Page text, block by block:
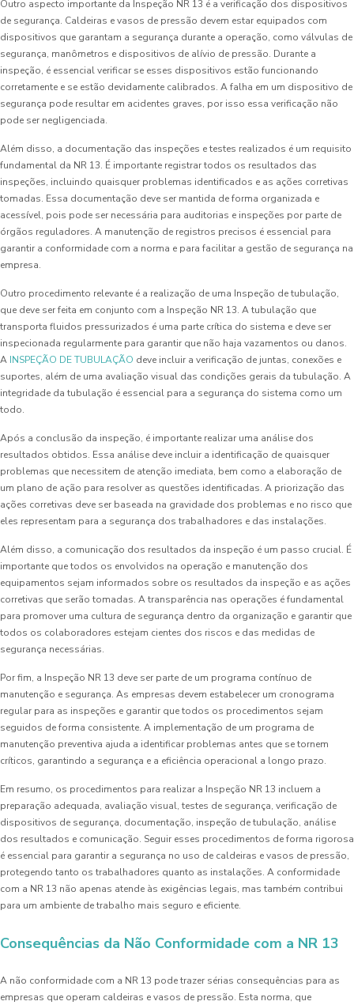
Outro aspecto importante da Inspeção NR 13 é a verificação dos dispositivos
de segurança. Caldeiras e vasos de pressão devem estar equipados com
dispositivos que garantam a segurança durante a operação, como válvulas de
segurança, manômetros e dispositivos de alívio de pressão. Durante a
inspeção, é essencial verificar se esses dispositivos estão funcionando
corretamente e se estão devidamente calibrados. A falha em um dispositivo de
segurança pode resultar em acidentes graves, por isso essa verificação não
pode ser negligenciada.
Além disso, a documentação das inspeções e testes realizados é um requisito
fundamental da NR 13. É importante registrar todos os resultados das
inspeções, incluindo quaisquer problemas identificados e as ações corretivas
tomadas. Essa documentação deve ser mantida de forma organizada e
acessível, pois pode ser necessária para auditorias e inspeções por parte de
órgãos reguladores. A manutenção de registros precisos é essencial para
garantir a conformidade com a norma e para facilitar a gestão de segurança na
empresa.
Outro procedimento relevante é a realização de uma Inspeção de tubulação,
que deve ser feita em conjunto com a Inspeção NR 13. A tubulação que
transporta fluidos pressurizados é uma parte crítica do sistema e deve ser
inspecionada regularmente para garantir que não haja vazamentos ou danos.
A INSPEÇÃO DE TUBULAÇÃO deve incluir a verificação de juntas, conexões e
suportes, além de uma avaliação visual das condições gerais da tubulação. A
integridade da tubulação é essencial para a segurança do sistema como um
todo.
Após a conclusão da inspeção, é importante realizar uma análise dos
resultados obtidos. Essa análise deve incluir a identificação de quaisquer
problemas que necessitem de atenção imediata, bem como a elaboração de
um plano de ação para resolver as questões identificadas. A priorização das
ações corretivas deve ser baseada na gravidade dos problemas e no risco que
eles representam para a segurança dos trabalhadores e das instalações.
Além disso, a comunicação dos resultados da inspeção é um passo crucial. É
importante que todos os envolvidos na operação e manutenção dos
equipamentos sejam informados sobre os resultados da inspeção e as ações
corretivas que serão tomadas. A transparência nas operações é fundamental
para promover uma cultura de segurança dentro da organização e garantir que
todos os colaboradores estejam cientes dos riscos e das medidas de
segurança necessárias.
Por fim, a Inspeção NR 13 deve ser parte de um programa contínuo de
manutenção e segurança. As empresas devem estabelecer um cronograma
regular para as inspeções e garantir que todos os procedimentos sejam
seguidos de forma consistente. A implementação de um programa de
manutenção preventiva ajuda a identificar problemas antes que se tornem
críticos, garantindo a segurança e a eficiência operacional a longo prazo.
Em resumo, os procedimentos para realizar a Inspeção NR 13 incluem a
preparação adequada, avaliação visual, testes de segurança, verificação de
dispositivos de segurança, documentação, inspeção de tubulação, análise
dos resultados e comunicação. Seguir esses procedimentos de forma rigorosa
é essencial para garantir a segurança no uso de caldeiras e vasos de pressão,
protegendo tanto os trabalhadores quanto as instalações. A conformidade
com a NR 13 não apenas atende às exigências legais, mas também contribui
para um ambiente de trabalho mais seguro e eficiente.
Consequências da Não Conformidade com a NR 13
A não conformidade com a NR 13 pode trazer sérias consequências para as
empresas que operam caldeiras e vasos de pressão. Esta norma, que